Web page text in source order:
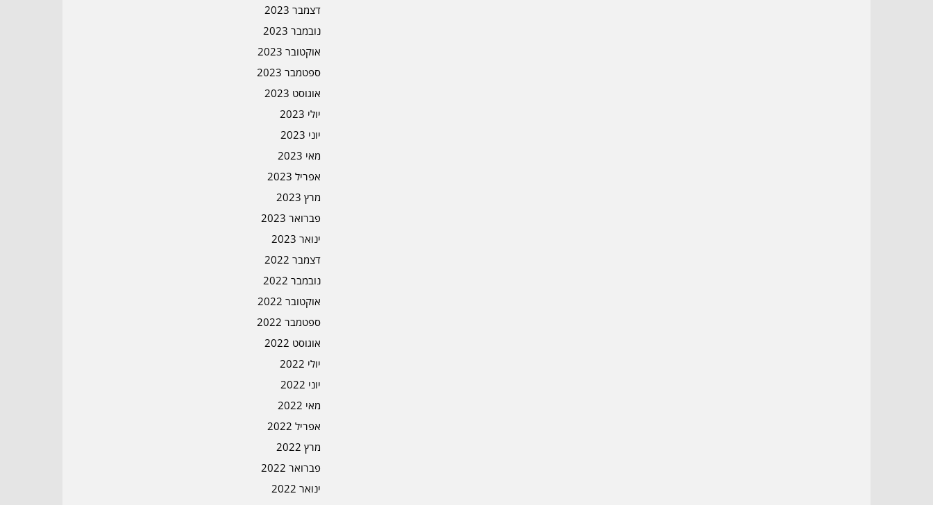
דצמבר 2023
נובמבר 2023
אוקטובר 2023
ספטמבר 2023
אוגוסט 2023
יולי 2023
יוני 2023
מאי 2023
אפריל 2023
מרץ 2023
פברואר 2023
ינואר 2023
דצמבר 2022
נובמבר 2022
אוקטובר 2022
ספטמבר 2022
אוגוסט 2022
יולי 2022
יוני 2022
מאי 2022
אפריל 2022
מרץ 2022
פברואר 2022
ינואר 2022